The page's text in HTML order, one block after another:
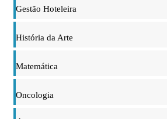
Gestão Hoteleira
História da Arte
Matemática
Oncologia